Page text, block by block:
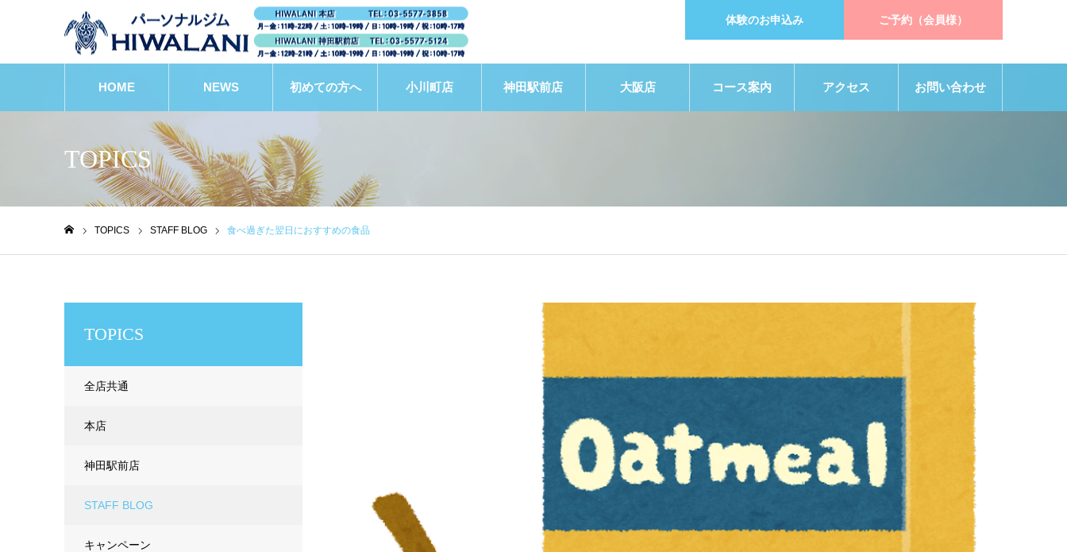
体験のお申込み ご予約（会員様）
HOME NEWS 初めての方へ 小川町店 神田駅前店 大阪店 コース案内 アクセス お問い合わせ
TOPICS
TOPICS STAFF BLOG 食べ過ぎた翌日におすすめの食品
TOPICS
全店共通
本店
神田駅前店
STAFF BLOG
キャンペーン